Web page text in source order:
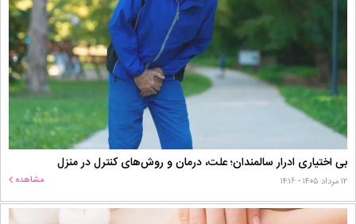
بی اختیاری ادرار سالمندان؛ علت، درمان و روش‌های کنترل در منزل
۱۲ مرداد ۱۴۰۵ - ۱۴:۱۶ مشاهده